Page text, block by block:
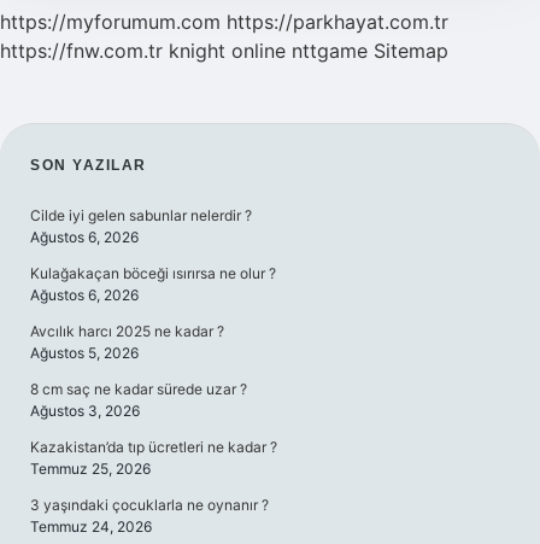
https://myforumum.com https://parkhayat.com.tr
https://fnw.com.tr knight online nttgame Sitemap
SIDEBAR
SON YAZILAR
Cilde iyi gelen sabunlar nelerdir ?
Ağustos 6, 2026
Kulağakaçan böceği ısırırsa ne olur ?
Ağustos 6, 2026
Avcılık harcı 2025 ne kadar ?
Ağustos 5, 2026
8 cm saç ne kadar sürede uzar ?
Ağustos 3, 2026
Kazakistan’da tıp ücretleri ne kadar ?
Temmuz 25, 2026
3 yaşındaki çocuklarla ne oynanır ?
Temmuz 24, 2026